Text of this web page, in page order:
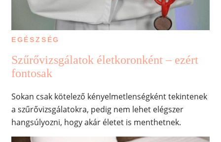
EGÉSZSÉG
Szűrővizsgálatok életkoronként – ezért
fontosak
Sokan csak kötelező kényelmetlenségként tekintenek
a szűrővizsgálatokra, pedig nem lehet elégszer
hangsúlyozni, hogy akár életet is menthetnek.